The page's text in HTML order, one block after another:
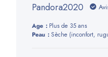
Pandora2020
Age:
Plus de 35 ans
Peau:
Sèche (inconfort,